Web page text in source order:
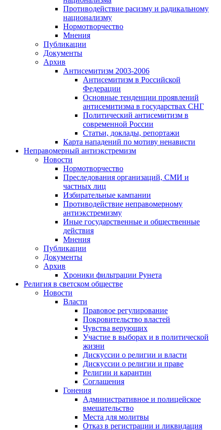
Противодействие расизму и радикальному
национализму
Нормотворчество
Мнения
Публикации
Документы
Архив
Антисемитизм 2003-2006
Антисемитизм в Российской
Федерации
Основные тенденции проявлений
антисемитизма в государствах СНГ
Политический антисемитизм в
современной России
Статьи, доклады, репортажи
Карта нападений по мотиву ненависти
Неправомерный антиэкстремизм
Новости
Нормотворчество
Преследования организаций, СМИ и
частных лиц
Избирательные кампании
Противодействие неправомерному
антиэкстремизму
Иные государственные и общественные
действия
Мнения
Публикации
Документы
Архив
Хроники фильтрации Рунета
Религия в светском обществе
Новости
Власти
Правовое регулирование
Покровительство властей
Чувства верующих
Участие в выборах и в политической
жизни
Дискуссии о религии и власти
Дискуссии о религии и праве
Религии и карантин
Соглашения
Гонения
Административное и полицейское
вмешательство
Места для молитвы
Отказ в регистрации и ликвидация